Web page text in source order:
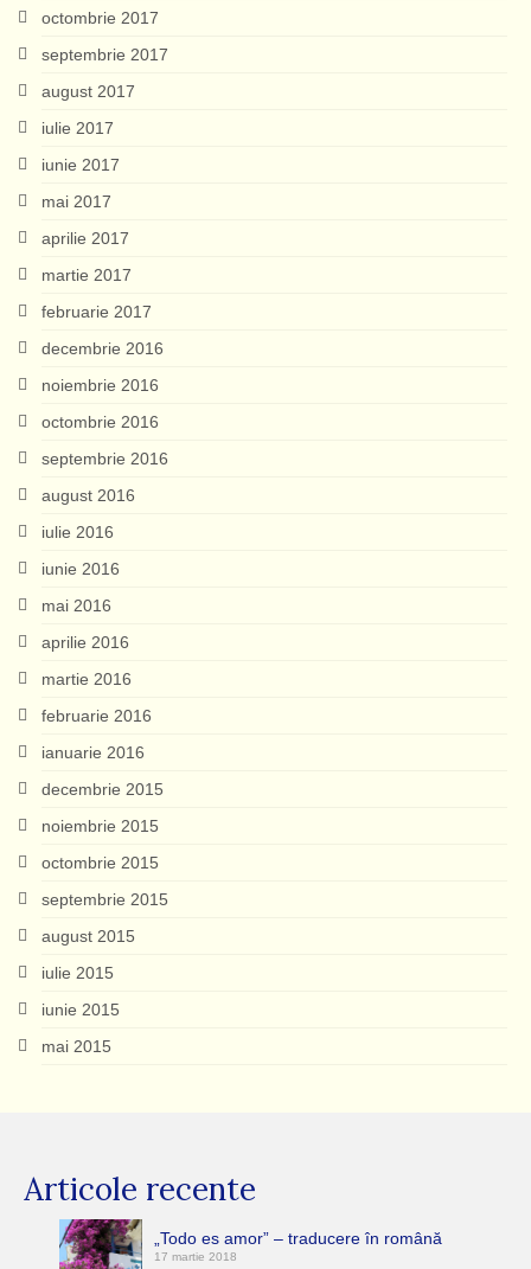
octombrie 2017
septembrie 2017
august 2017
iulie 2017
iunie 2017
mai 2017
aprilie 2017
martie 2017
februarie 2017
decembrie 2016
noiembrie 2016
octombrie 2016
septembrie 2016
august 2016
iulie 2016
iunie 2016
mai 2016
aprilie 2016
martie 2016
februarie 2016
ianuarie 2016
decembrie 2015
noiembrie 2015
octombrie 2015
septembrie 2015
august 2015
iulie 2015
iunie 2015
mai 2015
Articole recente
„Todo es amor” – traducere în română
17 martie 2018